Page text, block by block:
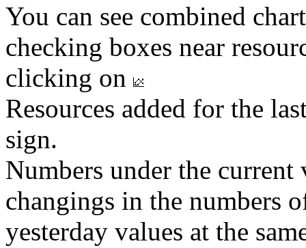
You can see combined
checking boxes near
clicking on
Resources added for the
sign.
Numbers under the
changings in the numbers
yesterday values at the